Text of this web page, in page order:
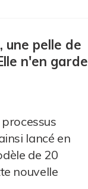
une pelle de
n'en garde
lancé en
de 20
nouvelle